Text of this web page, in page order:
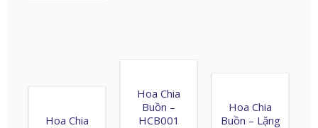
Hoa Chia
Buồn –
HCB001
Hoa Chia
Buồn – Lặng
Hoa Chia